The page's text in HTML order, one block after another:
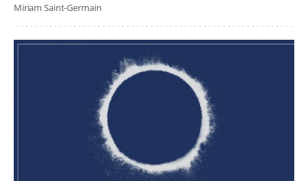
Miriam Saint-Germain